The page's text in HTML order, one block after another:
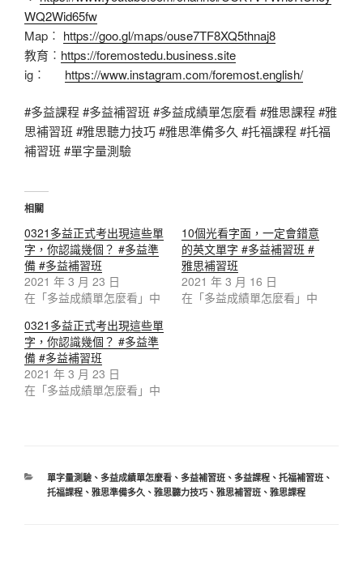
WQ2Wid65fw
Map︰ https://goo.gl/maps/ouse7TF8XQ5thnaj8
教育︰ https://foremostedu.business.site
ig︰ https://www.instagram.com/foremost.english/
#多益課程 #多益補習班 #多益成績單怎麼看 #雅思課程 #雅
思補習班 #雅思聽力技巧 #雅思準備多久 #托福課程 #托福
補習班 #單字量測驗
相關
0321多益正式考出現這些單
字，你認識幾個？ #多益準
備 #多益補習班
2021 年 3 月 23 日
在「多益成績單怎麼看」中
10個光看字面，一定會錯意
的英文單字 #多益補習班 #
雅思補習班
2021 年 3 月 16 日
在「多益成績單怎麼看」中
0321多益正式考出現這些單
字，你認識幾個？ #多益準
備 #多益補習班
2021 年 3 月 23 日
在「多益成績單怎麼看」中
單字量測驗、 多益成績單怎麼看、 多益補習班、 多益課程、 托福補習班、
托福課程、 雅思準備多久 、 雅思聽力技巧、 雅思補習班、 雅思課程